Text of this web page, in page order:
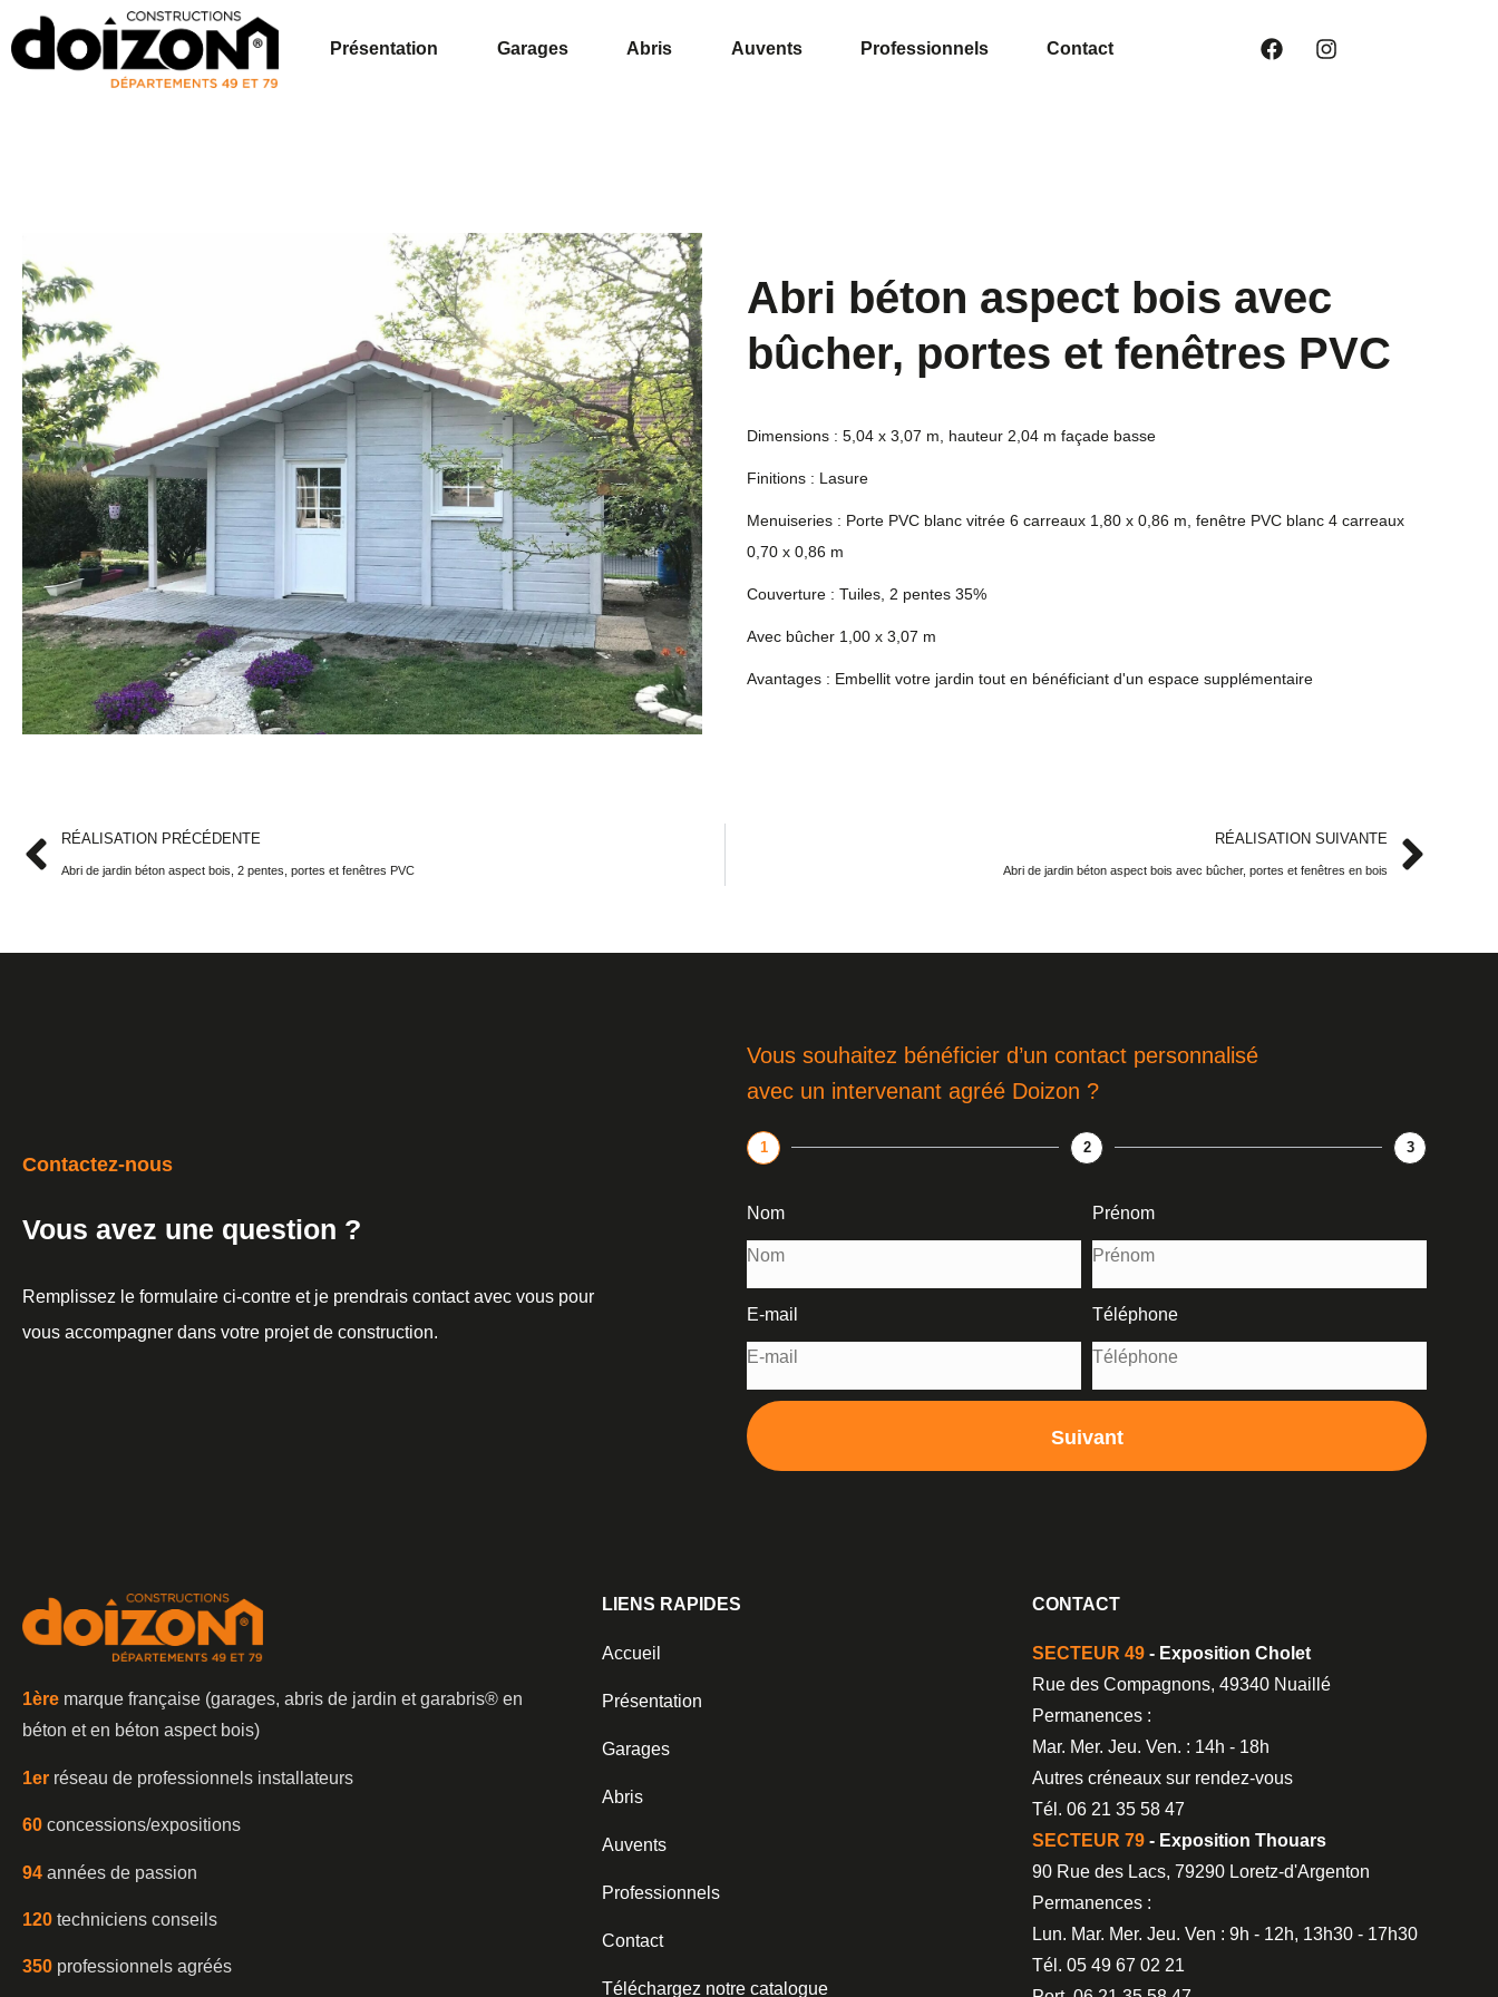
Présentation Garages Abris Auvents Professionnels Contact
Abri béton aspect bois avec
bûcher, portes et fenêtres PVC
Dimensions : 5,04 x 3,07 m, hauteur 2,04 m façade basse
Finitions : Lasure
Menuiseries : Porte PVC blanc vitrée 6 carreaux 1,80 x 0,86 m, fenêtre PVC blanc 4 carreaux
0,70 x 0,86 m
Couverture : Tuiles, 2 pentes 35%
Avec bûcher 1,00 x 3,07 m
Avantages : Embellit votre jardin tout en bénéficiant d'un espace supplémentaire
RÉALISATION PRÉCÉDENTE
Abri de jardin béton aspect bois, 2 pentes, portes et fenêtres PVC
RÉALISATION SUIVANTE
Abri de jardin béton aspect bois avec bûcher, portes et fenêtres en bois
Contactez-nous
Vous avez une question ?
Remplissez le formulaire ci-contre et je prendrais contact avec vous pour
vous accompagner dans votre projet de construction.
Vous souhaitez bénéficier d’un contact personnalisé
avec un intervenant agréé Doizon ?
1 2 3
Nom Prénom
E-mail Téléphone
Suivant
1ère marque française (garages, abris de jardin et garabris®️ en
béton et en béton aspect bois)
1er réseau de professionnels installateurs
60 concessions/expositions
94 années de passion
120 techniciens conseils
350 professionnels agréés
LIENS RAPIDES
Accueil
Présentation
Garages
Abris
Auvents
Professionnels
Contact
Téléchargez notre catalogue
CONTACT
SECTEUR 49- Exposition Cholet
Rue des Compagnons, 49340 Nuaillé
Permanences :
Mar. Mer. Jeu. Ven. : 14h - 18h
Autres créneaux sur rendez-vous
Tél. 06 21 35 58 47
SECTEUR 79- Exposition Thouars
90 Rue des Lacs, 79290 Loretz-d'Argenton
Permanences :
Lun. Mar. Mer. Jeu. Ven : 9h - 12h, 13h30 - 17h30
Tél. 05 49 67 02 21